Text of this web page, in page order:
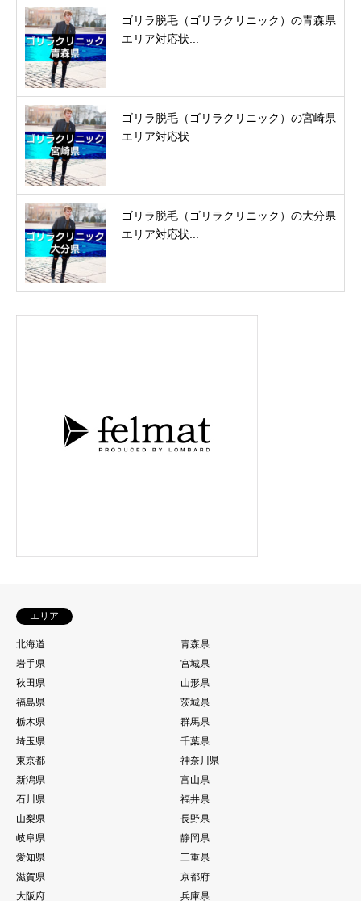
ゴリラ脱毛（ゴリラクリニック）の青森県
エリア対応状...
ゴリラ脱毛（ゴリラクリニック）の宮崎県
エリア対応状...
ゴリラ脱毛（ゴリラクリニック）の大分県
エリア対応状...
エリア
北海道
青森県
岩手県
宮城県
秋田県
山形県
福島県
茨城県
栃木県
群馬県
埼玉県
千葉県
東京都
神奈川県
新潟県
富山県
石川県
福井県
山梨県
長野県
岐阜県
静岡県
愛知県
三重県
滋賀県
京都府
大阪府
兵庫県